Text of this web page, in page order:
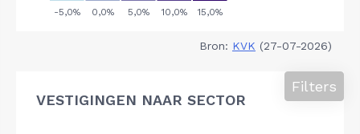
Bron: KVK (27-07-2026)
VESTIGINGEN NAAR SECTOR
Filters